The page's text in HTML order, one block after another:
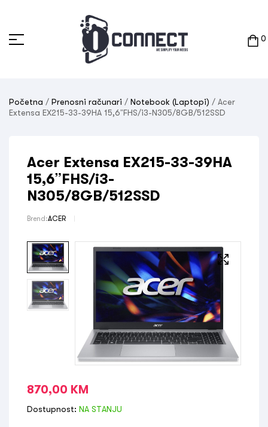
0
Početna / Prenosni računari / Notebook (Laptopi) / Acer
Extensa EX215-33-39HA 15,6”FHS/i3-N305/8GB/512SSD
Acer Extensa EX215-33-39HA
15,6”FHS/i3-
N305/8GB/512SSD
Brend:ACER
870,00 KM
Dostupnost: NA STANJU